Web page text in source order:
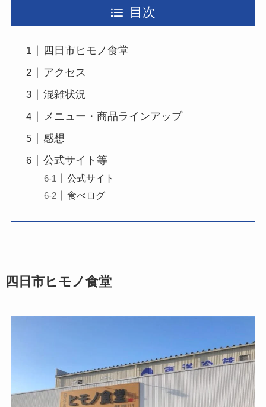
目次
四日市ヒモノ食堂
アクセス
混雑状況
メニュー・商品ラインアップ
感想
公式サイト等
公式サイト
食べログ
四日市ヒモノ食堂